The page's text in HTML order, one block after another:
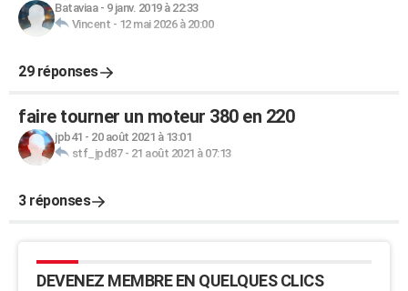
Bataviaa- 9 janv. 2019 à 22:33
Vincent - 12 mai 2026 à 20:00
29 réponses
faire tourner un moteur 380 en 220
jpb41 - 20 août 2021 à 13:01
stf_jpd87- 21 août 2021 à 07:13
3 réponses
DEVENEZ MEMBRE EN QUELQUES CLICS